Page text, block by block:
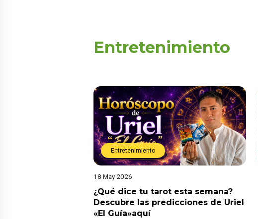
Entretenimiento
Entretenimiento
18 May 2026
¿Qué dice tu tarot esta semana?
Descubre las predicciones de Uriel
«El Guía»aquí